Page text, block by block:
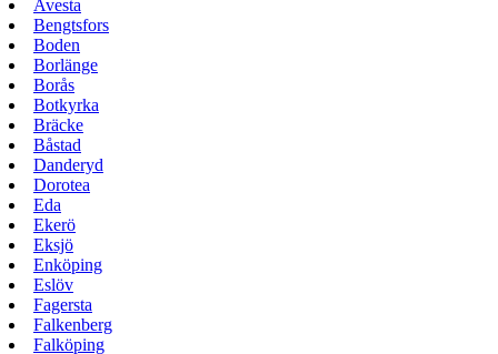
Avesta
Bengtsfors
Boden
Borlänge
Borås
Botkyrka
Bräcke
Båstad
Danderyd
Dorotea
Eda
Ekerö
Eksjö
Enköping
Eslöv
Fagersta
Falkenberg
Falköping